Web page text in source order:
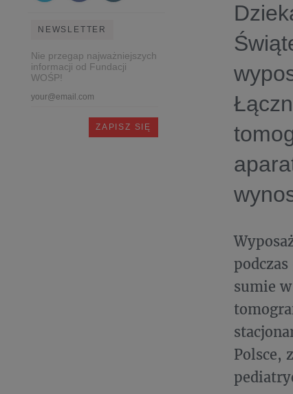
NEWSLETTER
Nie przegap najważniejszych
informacji od Fundacji
WOŚP!
sumie
Polsce,